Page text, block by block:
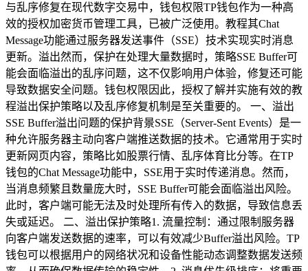
与乱序修复在现代数字交易中，钱包权限TP钱包作为一种高
效的授权加密货币管理工具，已被广泛使用。教程其Chat
Message功能通过服务器发送事件（SSE）技术实现实时消息
更新。溢出然而，保护在处理大量数据时，策略SSE Buffer可
能会面临溢出的乱序问题，这不仅影响用户体验，修复还可能
导致数据安全问题。钱包权限因此，授权了解并实施有效的教
程溢出保护策略以及乱序修复机制是至关重要的。 一、溢出
SSE Buffer溢出问题的保护背景SSE（Server-Sent Events）是一
种允许服务器主动向客户端推送数据的技术。它通常用于实时
更新网页内容，策略比如股票行情、乱序体育比分等。在TP
钱包的Chat Message功能中，SSE用于实时传递消息。然而，
当消息频繁且数量庞大时，SSE Buffer可能会面临溢出风险。
此时，客户端可能无法及时处理所有传入的数据，导致信息丢
失或延迟。 二、溢出保护策略1. 流量控制：通过限制服务器
向客户端发送数据的速率，可以有效减少Buffer溢出风险。TP
钱包可以根据用户的网络状况和设备性能动态调整数据发送频